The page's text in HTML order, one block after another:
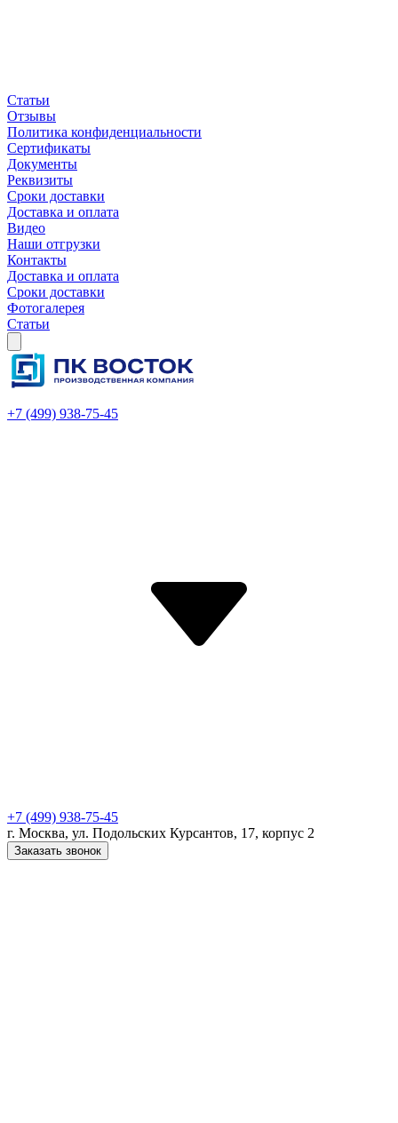
Статьи
Отзывы
Политика конфиденциальности
Сертификаты
Документы
Реквизиты
Сроки доставки
Доставка и оплата
Видео
Наши отгрузки
Контакты
Доставка и оплата
Сроки доставки
Фотогалерея
Статьи
+7 (499) 938-75-45
+7 (499) 938-75-45
г. Москва, ул. Подольских Курсантов, 17, корпус 2
Заказать звонок